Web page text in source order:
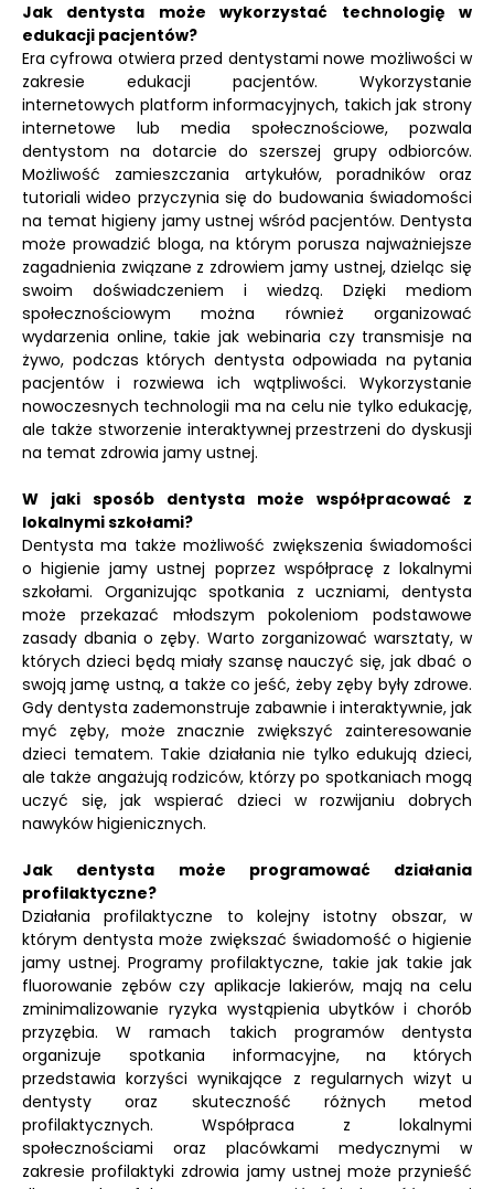
Jak dentysta może wykorzystać technologię w
edukacji pacjentów?
Era cyfrowa otwiera przed dentystami nowe możliwości w
zakresie edukacji pacjentów. Wykorzystanie
internetowych platform informacyjnych, takich jak strony
internetowe lub media społecznościowe, pozwala
dentystom na dotarcie do szerszej grupy odbiorców.
Możliwość zamieszczania artykułów, poradników oraz
tutoriali wideo przyczynia się do budowania świadomości
na temat higieny jamy ustnej wśród pacjentów. Dentysta
może prowadzić bloga, na którym porusza najważniejsze
zagadnienia związane z zdrowiem jamy ustnej, dzieląc się
swoim doświadczeniem i wiedzą. Dzięki mediom
społecznościowym można również organizować
wydarzenia online, takie jak webinaria czy transmisje na
żywo, podczas których dentysta odpowiada na pytania
pacjentów i rozwiewa ich wątpliwości. Wykorzystanie
nowoczesnych technologii ma na celu nie tylko edukację,
ale także stworzenie interaktywnej przestrzeni do dyskusji
na temat zdrowia jamy ustnej.
W jaki sposób dentysta może współpracować z
lokalnymi szkołami?
Dentysta ma także możliwość zwiększenia świadomości
o higienie jamy ustnej poprzez współpracę z lokalnymi
szkołami. Organizując spotkania z uczniami, dentysta
może przekazać młodszym pokoleniom podstawowe
zasady dbania o zęby. Warto zorganizować warsztaty, w
których dzieci będą miały szansę nauczyć się, jak dbać o
swoją jamę ustną, a także co jeść, żeby zęby były zdrowe.
Gdy dentysta zademonstruje zabawnie i interaktywnie, jak
myć zęby, może znacznie zwiększyć zainteresowanie
dzieci tematem. Takie działania nie tylko edukują dzieci,
ale także angażują rodziców, którzy po spotkaniach mogą
uczyć się, jak wspierać dzieci w rozwijaniu dobrych
nawyków higienicznych.
Jak dentysta może programować działania
profilaktyczne?
Działania profilaktyczne to kolejny istotny obszar, w
którym dentysta może zwiększać świadomość o higienie
jamy ustnej. Programy profilaktyczne, takie jak takie jak
fluorowanie zębów czy aplikacje lakierów, mają na celu
zminimalizowanie ryzyka wystąpienia ubytków i chorób
przyzębia. W ramach takich programów dentysta
organizuje spotkania informacyjne, na których
przedstawia korzyści wynikające z regularnych wizyt u
dentysty oraz skuteczność różnych metod
profilaktycznych. Współpraca z lokalnymi
społecznościami oraz placówkami medycznymi w
zakresie profilaktyki zdrowia jamy ustnej może przynieść